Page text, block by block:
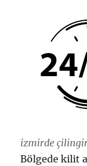
izmirde
Bölgede kilit